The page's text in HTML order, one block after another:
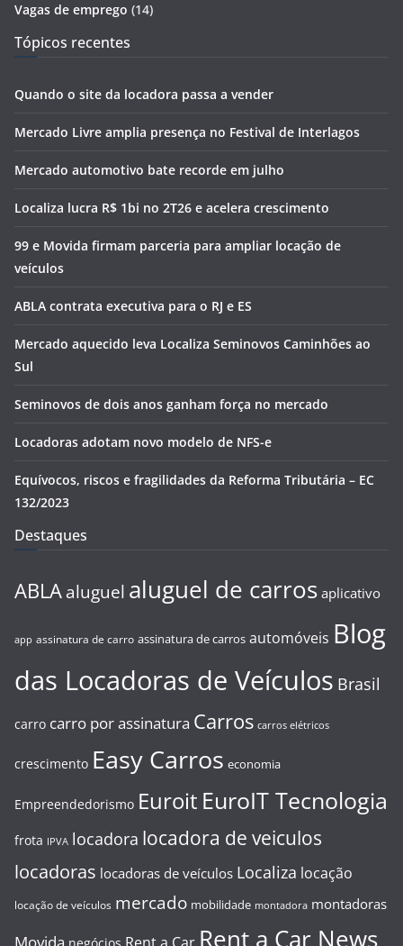
Vagas de emprego (14)
Tópicos recentes
Quando o site da locadora passa a vender
Mercado Livre amplia presença no Festival de Interlagos
Mercado automotivo bate recorde em julho
Localiza lucra R$ 1bi no 2T26 e acelera crescimento
99 e Movida firmam parceria para ampliar locação de
veículos
ABLA contrata executiva para o RJ e ES
Mercado aquecido leva Localiza Seminovos Caminhões ao
Sul
Seminovos de dois anos ganham força no mercado
Locadoras adotam novo modelo de NFS-e
Equívocos, riscos e fragilidades da Reforma Tributária – EC
132/2023
Destaques
ABLA aluguel aluguel de carros aplicativo
app assinatura de carro assinatura de carros automóveis Blog
das Locadoras de Veículos Brasil
carro carro por assinatura Carros carros elétricos
crescimento Easy Carros economia
Empreendedorismo Euroit EuroIT Tecnologia
frota IPVA locadora locadora de veiculos
locadoras locadoras de veículos Localiza locação
locação de veículos mercado mobilidade montadora montadoras
Rent a Car News